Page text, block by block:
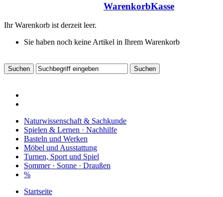
WarenkorbKasse
Ihr Warenkorb ist derzeit leer.
Sie haben noch keine Artikel in Ihrem Warenkorb
Naturwissenschaft & Sachkunde
Spielen & Lernen · Nachhilfe
Basteln und Werken
Möbel und Ausstattung
Turnen, Sport und Spiel
Sommer · Sonne · Draußen
%
Startseite